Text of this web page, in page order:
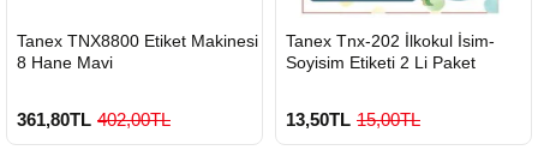
GÖNDERİ
Tanex TNX8800 Etiket Makinesi
8 Hane Mavi
361,80TL 402,00TL
GÖNDERİ
Tanex Tnx-202 İlkokul İsim-
Soyisim Etiketi 2 Li Paket
13,50TL 15,00TL